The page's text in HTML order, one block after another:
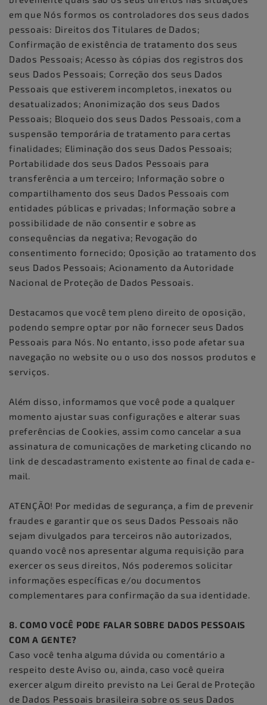
em que Nós formos os controladores dos seus dados
pessoais: Direitos dos Titulares de Dados;
Confirmação de existência de tratamento dos seus
Dados Pessoais; Acesso às cópias dos registros dos
seus Dados Pessoais; Correção dos seus Dados
Pessoais que estiverem incompletos, inexatos ou
desatualizados; Anonimização dos seus Dados
Pessoais; Bloqueio dos seus Dados Pessoais, com a
suspensão temporária de tratamento para certas
finalidades; Eliminação dos seus Dados Pessoais;
Portabilidade dos seus Dados Pessoais para
transferência a um terceiro; Informação sobre o
compartilhamento dos seus Dados Pessoais com
entidades públicas e privadas; Informação sobre a
possibilidade de não consentir e sobre as
consequências da negativa; Revogação do
consentimento fornecido; Oposição ao tratamento dos
seus Dados Pessoais; Acionamento da Autoridade
Nacional de Proteção de Dados Pessoais.
Destacamos que você tem pleno direito de oposição,
podendo sempre optar por não fornecer seus Dados
Pessoais para Nós. No entanto, isso pode afetar sua
navegação no website ou o uso dos nossos produtos e
serviços.
Além disso, informamos que você pode a qualquer
momento ajustar suas configurações e alterar suas
preferências de Cookies, assim como cancelar a sua
assinatura de comunicações de marketing clicando no
link de descadastramento existente ao final de cada e-
mail.
ATENÇÃO! Por medidas de segurança, a fim de prevenir
fraudes e garantir que os seus Dados Pessoais não
sejam divulgados para terceiros não autorizados,
quando você nos apresentar alguma requisição para
exercer os seus direitos, Nós poderemos solicitar
informações específicas e/ou documentos
complementares para confirmação da sua identidade.
8. COMO VOCÊ PODE FALAR SOBRE DADOS PESSOAIS
COM A GENTE?
Caso você tenha alguma dúvida ou comentário a
respeito deste Aviso ou, ainda, caso você queira
exercer algum direito previsto na Lei Geral de Proteção
de Dados Pessoais brasileira sobre os seus Dados